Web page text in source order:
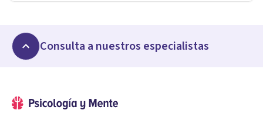
Consulta a nuestros especialistas